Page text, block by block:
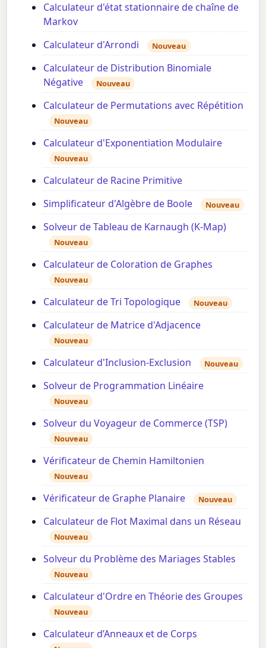
Calculateur d'état stationnaire de chaîne de
Markov
Calculateur d'Arrondi
Nouveau
Calculateur de Distribution Binomiale
Négative
Nouveau
Calculateur de Permutations avec Répétition
Nouveau
Calculateur d'Exponentiation Modulaire
Nouveau
Calculateur de Racine Primitive
Simplificateur d'Algèbre de Boole
Nouveau
Solveur de Tableau de Karnaugh (K-Map)
Nouveau
Calculateur de Coloration de Graphes
Nouveau
Calculateur de Tri Topologique Nouveau
Calculateur de Matrice d'Adjacence
Nouveau
Calculateur d'Inclusion-Exclusion Nouveau
Solveur de Programmation Linéaire
Nouveau
Solveur du Voyageur de Commerce (TSP)
Nouveau
Vérificateur de Chemin Hamiltonien
Nouveau
Vérificateur de Graphe Planaire Nouveau
Calculateur de Flot Maximal dans un Réseau
Nouveau
Solveur du Problème des Mariages Stables
Nouveau
Calculateur d'Ordre en Théorie des Groupes
Nouveau
Calculateur d’Anneaux et de Corps